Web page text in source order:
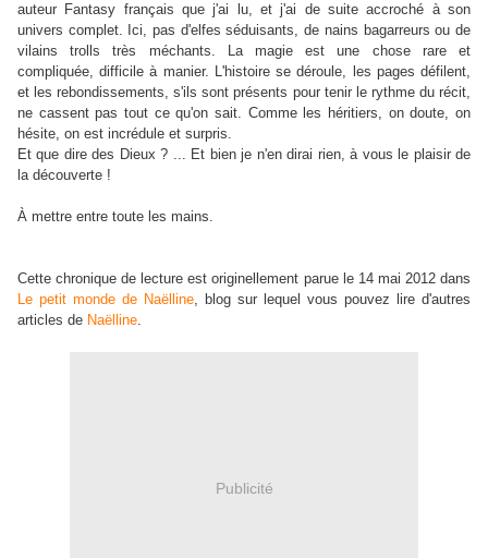
auteur Fantasy français que j'ai lu, et j'ai de suite accroché à son
univers complet. Ici, pas d'elfes séduisants, de nains bagarreurs ou de
vilains trolls très méchants. La magie est une chose rare et
compliquée, difficile à manier. L'histoire se déroule, les pages défilent,
et les rebondissements, s'ils sont présents pour tenir le rythme du récit,
ne cassent pas tout ce qu'on sait. Comme les héritiers, on doute, on
hésite, on est incrédule et surpris.
Et que dire des Dieux ? ... Et bien je n'en dirai rien, à vous le plaisir de
la découverte !
À mettre entre toute les mains.
Cette chronique de lecture est originellement parue le 14 mai 2012 dans
Le petit monde de Naëlline, blog sur lequel vous pouvez lire d'autres
articles de Naëlline.
Publicité